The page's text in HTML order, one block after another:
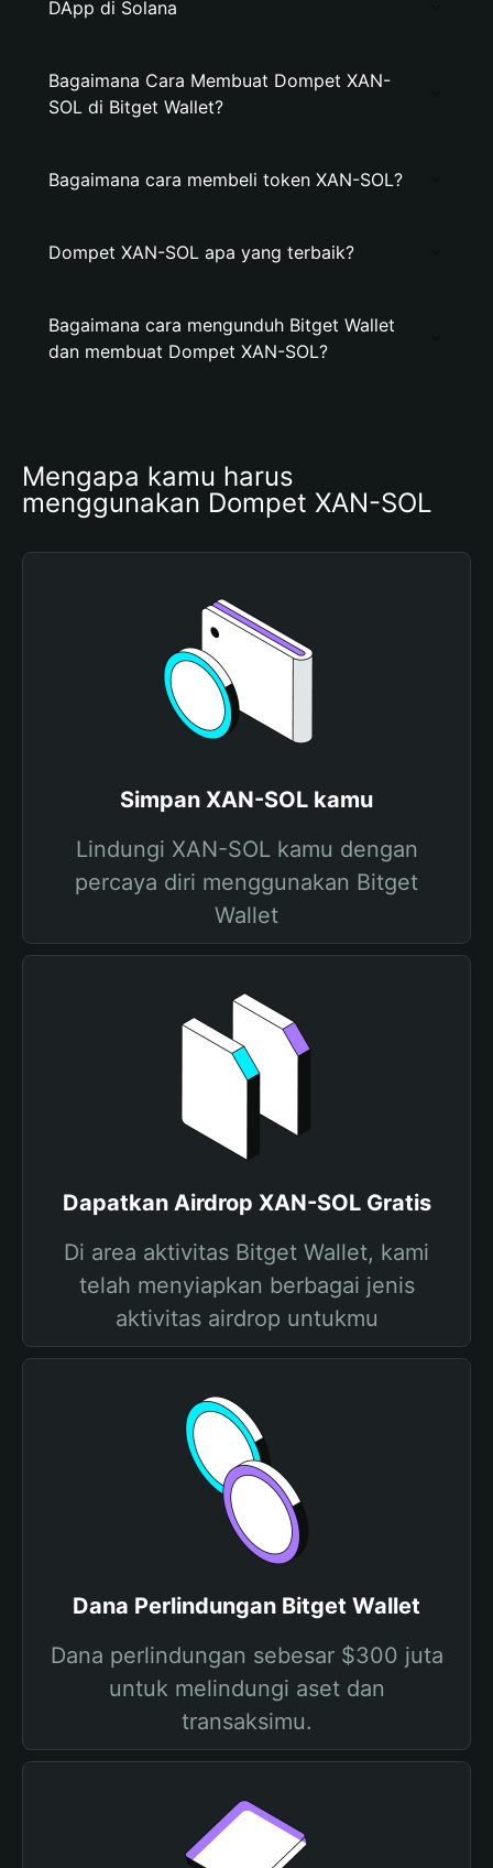
DApp di Solana
Bagaimana Cara Membuat Dompet XAN-
SOL di Bitget Wallet?
Bagaimana cara membeli token XAN-SOL?
Dompet XAN-SOL apa yang terbaik?
Bagaimana cara mengunduh Bitget Wallet
dan membuat Dompet XAN-SOL?
Mengapa kamu harus
menggunakan Dompet XAN-SOL
Simpan XAN-SOL kamu
Lindungi XAN-SOL kamu dengan
percaya diri menggunakan Bitget
Wallet
Dapatkan Airdrop XAN-SOL Gratis
Di area aktivitas Bitget Wallet, kami
telah menyiapkan berbagai jenis
aktivitas airdrop untukmu
Dana Perlindungan Bitget Wallet
Dana perlindungan sebesar $300 juta
untuk melindungi aset dan
transaksimu.